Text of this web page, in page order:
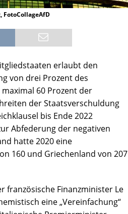
FotoCollageAfD
erlaubt den
von drei Prozent des
60 Prozent der
der Staatsverschuldung
bis Ende 2022
Abfederung der negativen
hatte 2020 eine
160 und Griechenland von 207
französische Finanzminister Le
eine „Vereinfachung“